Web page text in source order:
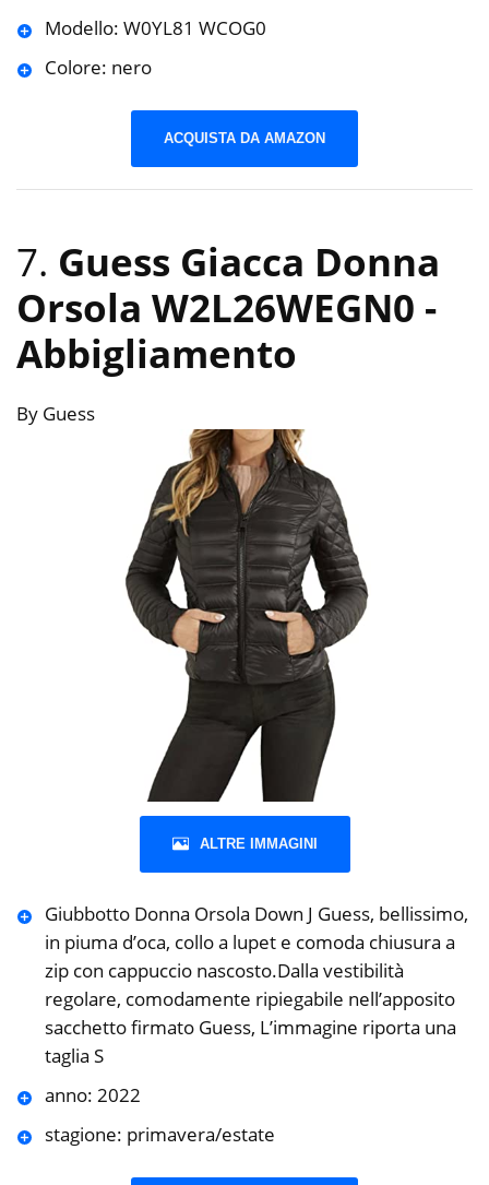
Modello: W0YL81 WCOG0
Colore: nero
ACQUISTA DA AMAZON
7. Guess Giacca Donna
Orsola W2L26WEGN0 -
Abbigliamento
By Guess
ALTRE IMMAGINI
Giubbotto Donna Orsola Down J Guess, bellissimo,
in piuma d’oca, collo a lupet e comoda chiusura a
zip con cappuccio nascosto.Dalla vestibilità
regolare, comodamente ripiegabile nell’apposito
sacchetto firmato Guess, L’immagine riporta una
taglia S
anno: 2022
stagione: primavera/estate